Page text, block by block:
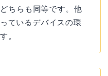
ちらも同等です。他
ているデバイスの環
。